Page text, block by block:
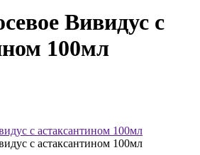
Вивидус с
100мл